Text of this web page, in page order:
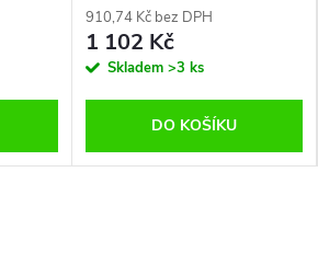
910,74 Kč bez DPH
1 102 Kč
Skladem >3 ks
DO KOŠÍKU